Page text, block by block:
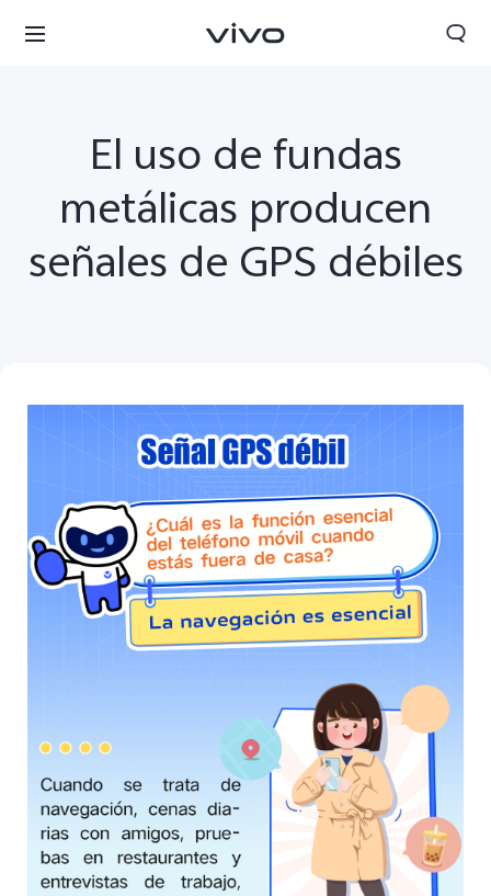
Colombia | Seleccione país/región
El uso de fundas
metálicas producen
señales de GPS débiles